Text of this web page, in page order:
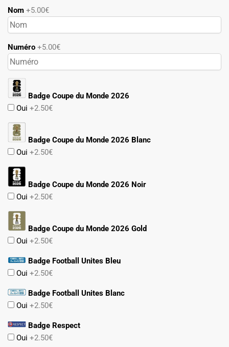
Nom +5.00€
Numéro +5.00€
Badge Coupe du Monde 2026
Oui +2.50€
Badge Coupe du Monde 2026 Blanc
Oui +2.50€
Badge Coupe du Monde 2026 Noir
Oui +2.50€
Badge Coupe du Monde 2026 Gold
Oui +2.50€
Badge Football Unites Bleu
Oui +2.50€
Badge Football Unites Blanc
Oui +2.50€
Badge Respect
Oui +2.50€